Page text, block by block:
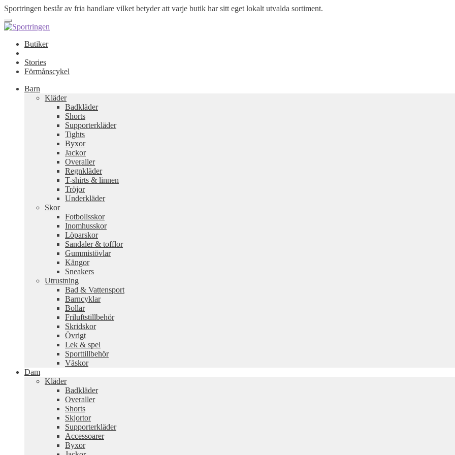
Sportringen består av fria handlare vilket betyder att varje butik har sitt eget lokalt utvalda sortiment.
Butiker
Stories
Förmånscykel
Barn
Kläder
Badkläder
Shorts
Supporterkläder
Tights
Byxor
Jackor
Overaller
Regnkläder
T-shirts & linnen
Tröjor
Underkläder
Skor
Fotbollsskor
Inomhusskor
Löparskor
Sandaler & tofflor
Gummistövlar
Kängor
Sneakers
Utrustning
Bad & Vattensport
Barncyklar
Bollar
Friluftstillbehör
Skridskor
Övrigt
Lek & spel
Sporttillbehör
Väskor
Dam
Kläder
Badkläder
Overaller
Shorts
Skjortor
Supporterkläder
Accessoarer
Byxor